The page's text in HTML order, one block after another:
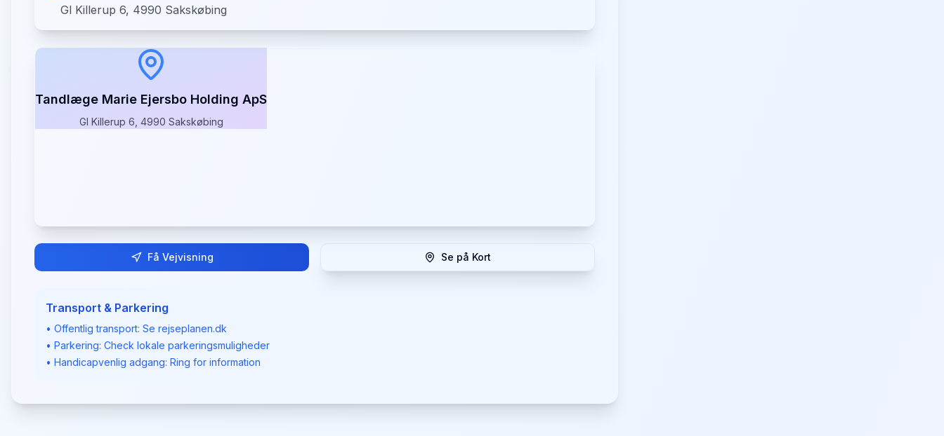
Gl Killerup 6, 4990 Sakskøbing
Tandlæge Marie Ejersbo Holding ApS
Gl Killerup 6, 4990 Sakskøbing
Få Vejvisning Se på Kort
Transport & Parkering
• Offentlig transport: Se rejseplanen.dk
• Parkering: Check lokale parkeringsmuligheder
• Handicapvenlig adgang: Ring for information